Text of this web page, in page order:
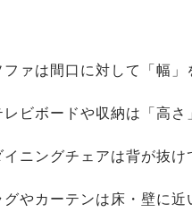
ファは間口に対して「幅
レビボードや収納は「高
イニングチェアは背が抜
グやカーテンは床・壁に